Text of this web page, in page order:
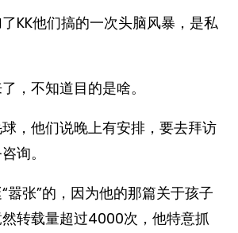
KK他们搞的一次头脑风暴，是私
，不知道目的是啥。
，他们说晚上有安排，要去拜访
询。
嚣张”的，因为他的那篇关于孩子
转载量超过4000次，他特意抓